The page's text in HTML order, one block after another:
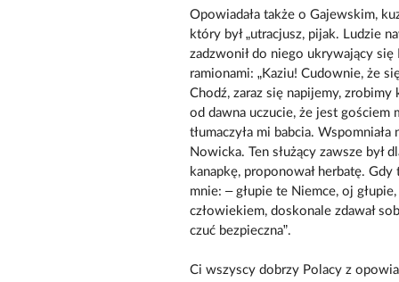
Opowiadała także o Gajewskim,
który był „utracjusz, pijak. Ludzie
zadzwonił do niego ukrywający
ramionami: „Kaziu! Cudownie, że
Chodź, zaraz się napijemy, zrobimy
od dawna uczucie, że jest
tłumaczyła mi babcia.
Nowicka. Ten służący zawsze był
kanapkę, proponował herbatę.
mnie: – głupie te Niemce, oj
człowiekiem, doskonale zdawał
czuć bezpieczna”.
Ci wszyscy dobrzy Polacy z